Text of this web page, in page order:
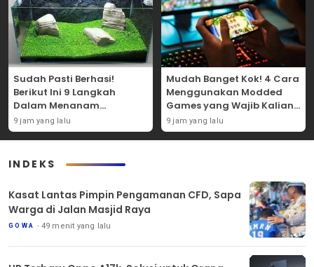
Sudah Pasti Berhasi!
Berikut Ini 9 Langkah
Dalam Menanam
Tanaman Carpet Seed Di
Aquascape!
9 jam yang lalu
Mudah Banget Kok! 4 Cara
Menggunakan Modded
Games yang Wajib Kalian
Coba Sendiri!
9 jam yang lalu
INDEKS
Kasat Lantas Pimpin Pengamanan CFD, Sapa
Warga di Jalan Masjid Raya
GOWA 49 menit yang lalu